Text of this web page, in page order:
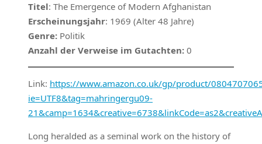
Titel: The Emergence of Modern Afghanistan
Erscheinungsjahr: 1969 (Alter 48 Jahre)
Genre: Politik
Anzahl der Verweise im Gutachten: 0
Link: https://www.amazon.co.uk/gp/product/
ie=UTF8&tag=mahringergu09-
Long heralded as a seminal work on the history of